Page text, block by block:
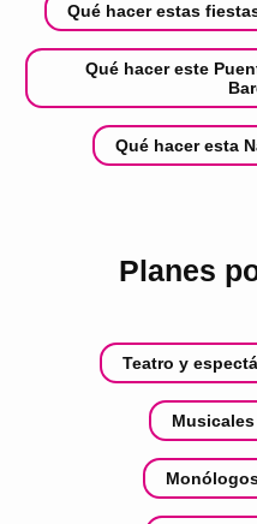
Qué hacer estas
Qué hacer este
Qué hacer esta
Planes
Teatro y